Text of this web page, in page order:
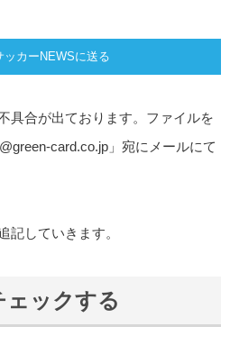
具合が出ております。ファイルを
card.co.jp 」宛にメールにて
記していきます。
ックする